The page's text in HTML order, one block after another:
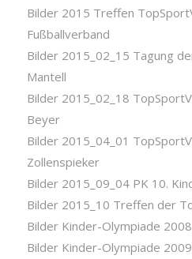
Bilder 2015 Treffen
Fußballverband
Bilder 2015_02_15 Tagung
Mantell
Bilder 2015_02_18
Beyer
Bilder 2015_04_01
Zollenspieker
Bilder 2015_09_04 PK 10.
Bilder 2015_10 Treffen der
Bilder Kinder-Olympiade 2008
Bilder Kinder-Olympiade 2009